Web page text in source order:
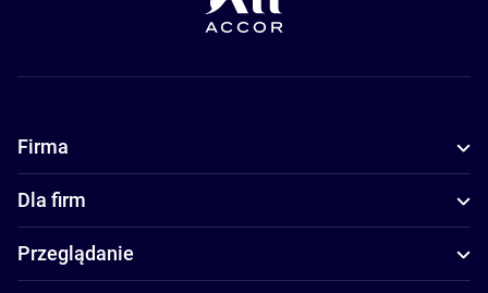
Firma
Dla firm
Przeglądanie